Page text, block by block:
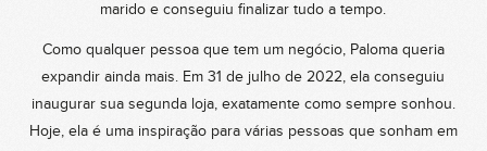
marido e conseguiu finalizar tudo a tempo.
Como qualquer pessoa que tem um negócio, Paloma queria
expandir ainda mais. Em 31 de julho de 2022, ela conseguiu
inaugurar sua segunda loja, exatamente como sempre sonhou.
Hoje, ela é uma inspiração para várias pessoas que sonham em